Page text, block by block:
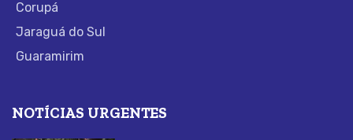
Corupá
Jaraguá do Sul
Guaramirim
NOTÍCIAS URGENTES